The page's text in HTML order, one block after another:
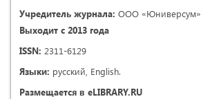
Учредитель журнала: ООО «Юниверсум»
Выходит с 2013 года
ISSN: 2311-6129
Языки: русский, English.
Размещается в eLIBRARY.RU